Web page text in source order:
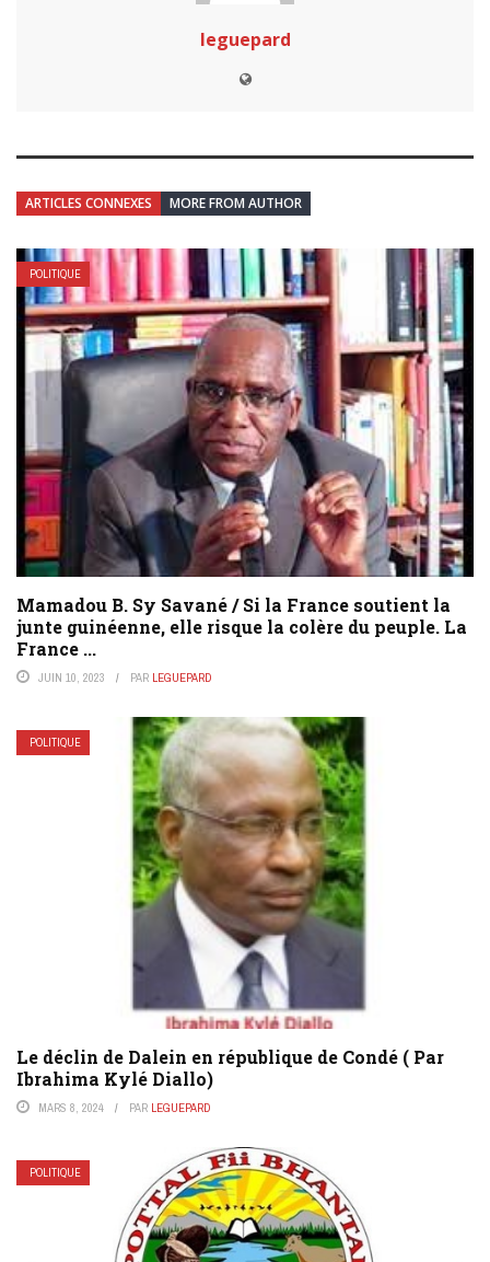
leguepard
ARTICLES CONNEXES MORE FROM AUTHOR
POLITIQUE
Mamadou B. Sy Savané / Si la France soutient la
junte guinéenne, elle risque la colère du peuple. La
France ...
JUIN 10, 2023 PAR LEGUEPARD
POLITIQUE
Le déclin de Dalein en république de Condé ( Par
Ibrahima Kylé Diallo)
MARS 8, 2024 PAR LEGUEPARD
POLITIQUE